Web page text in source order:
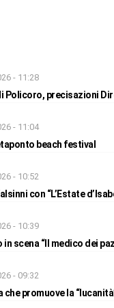
- 11:28
Policoro, precisazioni
- 11:04
beach festival
- 10:52
con “L’Estate
- 10:39
in scena “Il medico dei
- 09:32
che promuove la